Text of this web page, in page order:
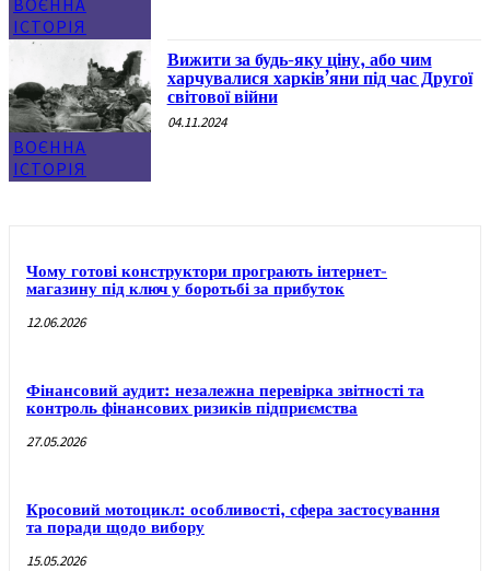
ІСТОРІЯ
ВОЄННА
ІСТОРІЯ
Вижити за будь-яку ціну, або чим
харчувалися харків’яни під час Другої
світової війни
04.11.2024
Чому готові конструктори програють інтернет-
магазину під ключ у боротьбі за прибуток
12.06.2026
Фінансовий аудит: незалежна перевірка звітності та
контроль фінансових ризиків підприємства
27.05.2026
Кросовий мотоцикл: особливості, сфера застосування
та поради щодо вибору
15.05.2026